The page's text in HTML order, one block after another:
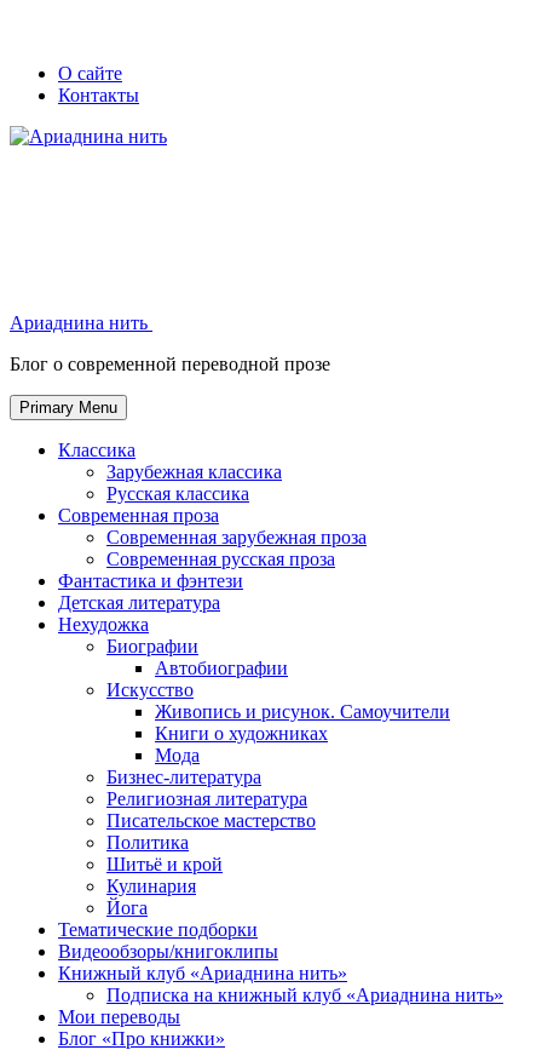
Skip
Secondary
left
navigation
Secondary
right
navigation
О сайте
Контакты
Ариаднина нить
Блог о современной переводной прозе
Primary Menu
Классика
Зарубежная классика
Русская классика
Современная проза
Современная зарубежная проза
Современная русская проза
Фантастика и фэнтези
Детская литература
Нехудожка
Биографии
Автобиографии
Искусство
Живопись и рисунок. Самоучители
Книги о художниках
Мода
Бизнес-литература
Религиозная литература
Писательское мастерство
Политика
Шитьё и крой
Кулинария
Йога
Тематические подборки
Видеообзоры/книгоклипы
Книжный клуб «Ариаднина нить»
Подписка на книжный клуб «Ариаднина нить»
Мои переводы
Блог «Про книжки»